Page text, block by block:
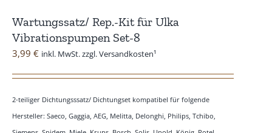
Wartungssatz/ Rep.-Kit für Ulka
Vibrationspumpen Set-8
3,99 € inkl. MwSt. zzgl. Versandkosten¹
2-teiliger Dichtungsssatz/ Dichtungset kompatibel für folgende
Hersteller: Saeco, Gaggia, AEG, Melitta, Delonghi, Philips, Tchibo,